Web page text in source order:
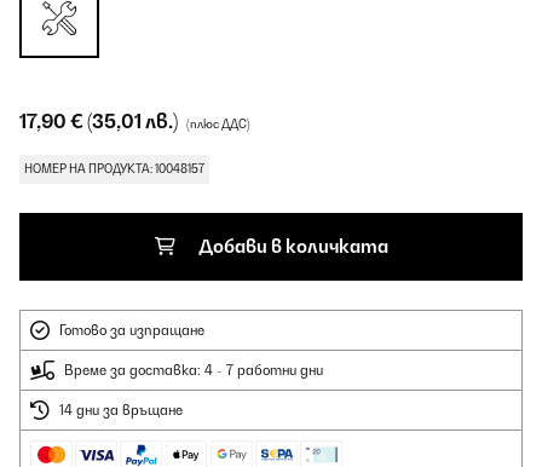
17,90 €(35,01 лв.) (плюс ДДС)
НОМЕР НА ПРОДУКТА: 10048157
Добави в количката
Готово за изпращане
Време за доставка: 4 - 7 работни дни
14 дни за връщане